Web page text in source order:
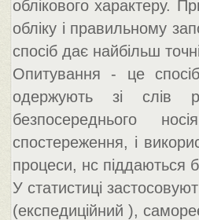
облікового характеру.
обліку і правильному
спосіб дає найбільш
Опитування - це
одержують зі слів
безпосереднього
спостереження, і
процеси, нс піддаються
У статистиці
(експедиційний ),